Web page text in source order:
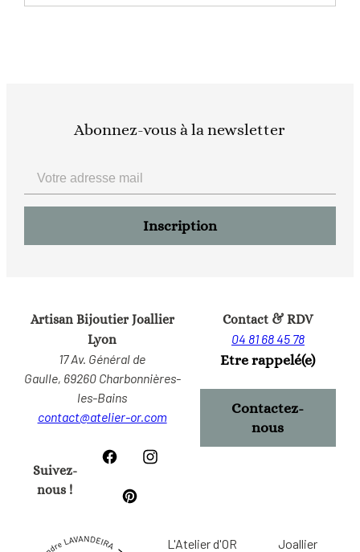
Abonnez-vous à la newsletter
Artisan Bijoutier Joallier
Lyon
17 Av. Général de
Gaulle, 69260 Charbonnières-
les-Bains
contact@atelier-or.com
Suivez-
nous !
Contact & RDV
04 81 68 45 78
Etre rappelé(e)
Contactez-
nous
L'Atelier d'OR
Joallier